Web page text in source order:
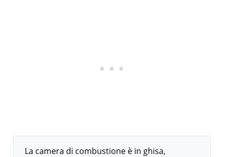
La camera di combustione è in ghisa,